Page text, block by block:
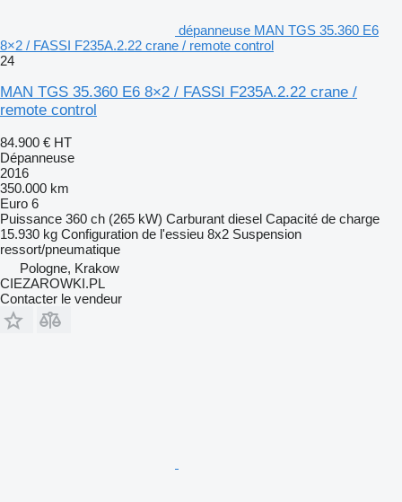
dépanneuse MAN TGS 35.360 E6
8×2 / FASSI F235A.2.22 crane / remote control
24
MAN TGS 35.360 E6 8×2 / FASSI F235A.2.22 crane /
remote control
84.900 € HT
Dépanneuse
2016
350.000 km
Euro 6
Puissance 360 ch (265 kW) Carburant diesel Capacité de charge
15.930 kg Configuration de l'essieu 8x2 Suspension
ressort/pneumatique
Pologne, Krakow
CIEZAROWKI.PL
Contacter le vendeur